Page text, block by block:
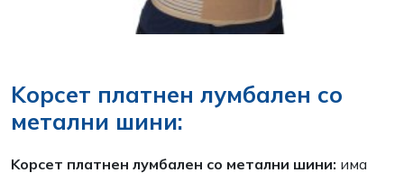
Kорсет платнен лумбален со
метални шини:
Kорсет платнен лумбален со метални шини: има